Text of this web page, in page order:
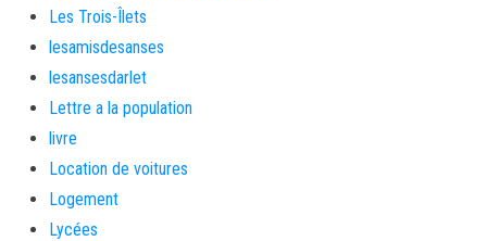
Les Trois-Îlets
lesamisdesanses
lesansesdarlet
Lettre a la population
livre
Location de voitures
Logement
Lycées